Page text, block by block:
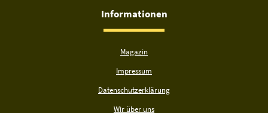
Informationen
Magazin
Impressum
Datenschutzerklärung
Wir über uns